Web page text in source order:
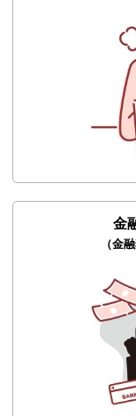
金
（金